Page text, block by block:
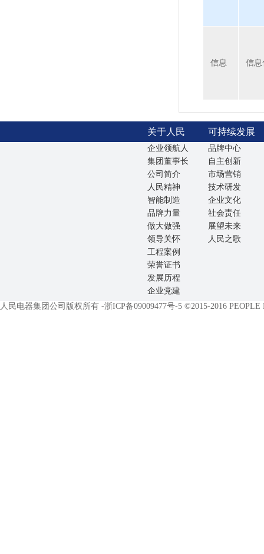
信息 信息
关于人民 可持续发展
企业领航人
集团董事长
公司简介
人民精神
智能制造
品牌力量
做大做强
领导关怀
工程案例
荣誉证书
发展历程
企业党建
品牌中心
自主创新
市场营销
技术研发
企业文化
社会责任
展望未来
人民之歌
人民电器集团公司版权所有 -浙ICP备09009477号-5 ©2015-2016 PEOPLE